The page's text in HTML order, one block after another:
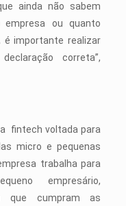
ainda não sabem
ou quanto
é importante realizar
correta”,
fintech voltada para
micro e pequenas
trabalha para
empresário,
que cumpram as